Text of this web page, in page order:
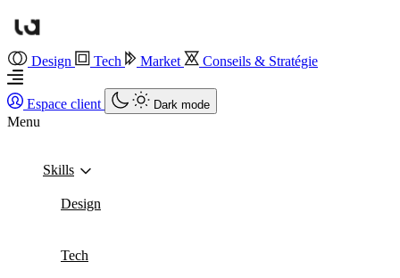
Design Tech Market Conseils & Stratégie
Espace client Dark mode
Menu
Skills
Design
Tech